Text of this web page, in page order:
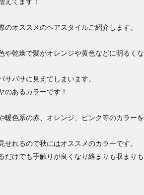
のオススメのヘアスタイルご紹介します。
や乾燥で髪がオレンジや黄色などに明るく
パサに見えてしまいます。
のあるカラーです！
暖色系の赤、オレンジ、ピンク等のカラー
れるので秋にはオススメのカラーです。
けでも手触りが良くなり絡まりも収まりも